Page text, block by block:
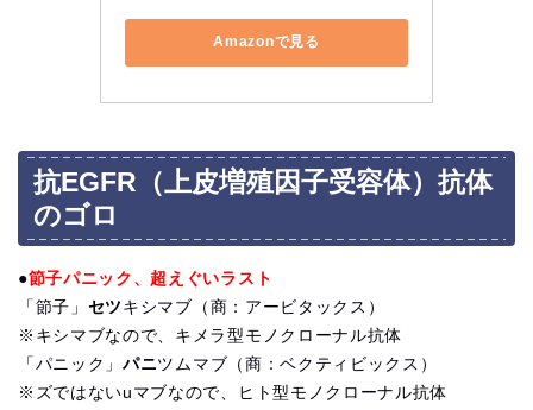
Amazonで見る
抗EGFR（上皮増殖因子受容体）抗体
のゴロ
●節子パニック、超えぐいラスト
「節子」 セツ キシマブ（商：アービタックス）
※キシマブなので、キメラ型モノクローナル抗体
「パニック」パニツムマブ（商：ベクティビックス）
※ズではないuマブなので、ヒト型モノクローナル抗体